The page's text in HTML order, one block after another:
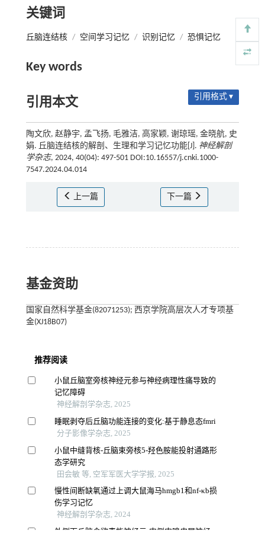
关键词
丘脑连结核 / 空间学习记忆 / 识别记忆 / 恐惧记忆
Key words
引用本文 引用格式 ▾
陶文欣, 赵静宇, 孟飞扬, 毛雅洁, 高家颖, 谢琼瑶, 金晓航, 史
娟. 丘脑连结核的解剖、生理和学习记忆功能[J]. 神经解剖
学杂志, 2024, 40(04): 497-501 DOI:10.16557/j.cnki.1000-
7547.2024.04.014
上一篇 下一篇
基金资助
国家自然科学基金(82071253); 西京学院高层次人才专项基
金(XJ18B07)